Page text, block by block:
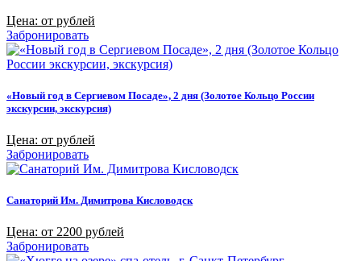
Цена: от рублей
Забронировать
«Новый год в Сергиевом Посаде», 2 дня (Золотое Кольцо России
экскурсии, экскурсия)
Цена: от рублей
Забронировать
Санаторий Им. Димитрова Кисловодск
Цена: от 2200 рублей
Забронировать